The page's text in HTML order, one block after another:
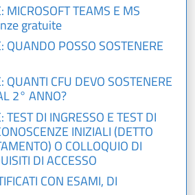
MICROSOFT TEAMS E MS
gratuite
QUANDO POSSO SOSTENERE
QUANTI CFU DEVO SOSTENERE
2° ANNO?
DI INGRESSO E TEST DI
INIZIALI (DETTO
O COLLOQUIO DI
DI ACCESSO
CON ESAMI, DI